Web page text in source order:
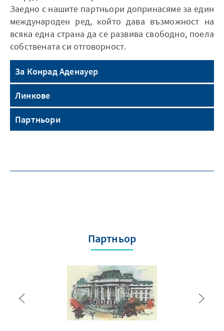
Заедно с нашите партньори допринасяме за един
международен ред, който дава възможност на
всяка една страна да се развива свободно, поела
собствената си отговорност.
За Конрад Аденауер
Линкове
Партньори
Партньор